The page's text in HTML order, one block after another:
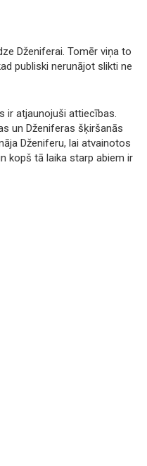
Dženiferai. Tomēr viņa to
publiski nerunājot slikti ne
ir atjaunojuši attiecības.
un Dženiferas šķiršanās
Dženiferu, lai atvainotos
kopš tā laika starp abiem ir